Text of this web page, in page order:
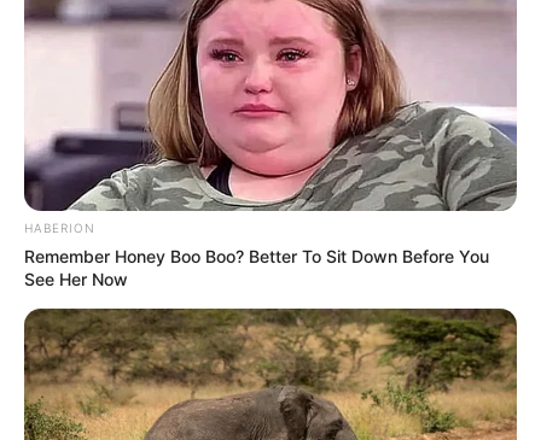
Langka Banget! 10 Pose Lucu
Katak yang Bikin Ketawa
Ambyar! 10 Kalimat Baper
Pakai Bahasa Jawa Ini Bikin
Galau Abis
HABERION
Remember Honey Boo Boo? Better To Sit Down Before You
See Her Now